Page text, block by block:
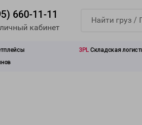
660-11-11
кабинет
3PL Складская